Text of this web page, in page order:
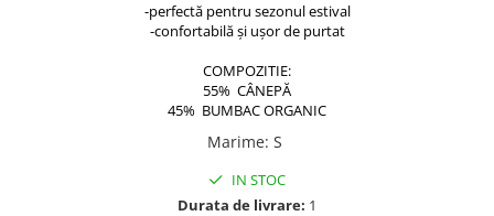
-perfectă pentru sezonul estival
-confortabilă și ușor de purtat
COMPOZITIE:
55% CÂNEPĂ
45% BUMBAC ORGANIC
Marime: S
IN STOC
Durata de livrare: 1